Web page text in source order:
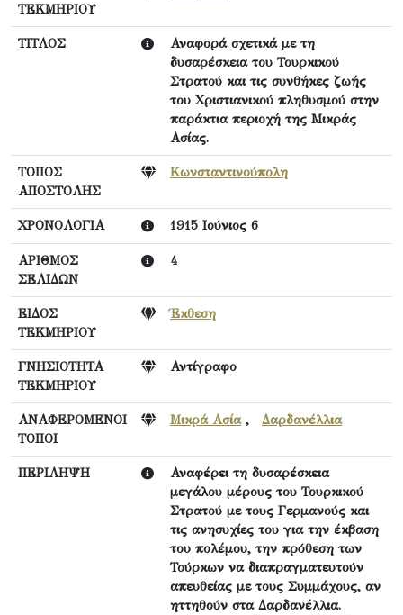
ΤΕΚΜΗΡΙΟΥ
ΤΙΤΛΟΣ
Αναφορά σχετικά με τη
δυσαρέσκεια του Τουρκικού
Στρατού και τις συνθήκες ζωής
του Χριστιανικού πληθυσμού στην
παράκτια περιοχή της Μικράς
Ασίας.
ΤΟΠΟΣ
ΑΠΟΣΤΟΛΗΣ
Κωνσταντινούπολη
ΧΡΟΝΟΛΟΓΙΑ 1915 Ιούνιος 6
ΑΡΙΘΜΟΣ
ΣΕΛΙΔΩΝ
4
ΕΙΔΟΣ
ΤΕΚΜΗΡΙΟΥ
Έκθεση
ΓΝΗΣΙΟΤΗΤΑ
ΤΕΚΜΗΡΙΟΥ
Αντίγραφο
ΑΝΑΦΕΡΟΜΕΝΟΙ
ΤΟΠΟΙ
Μικρά Ασία, Δαρδανέλλια
ΠΕΡΙΛΗΨΗ
Αναφέρει τη δυσαρέσκεια
μεγάλου μέρους του Τουρκικού
Στρατού με τους Γερμανούς και
τις ανησυχίες του για την έκβαση
του πολέμου, την πρόθεση των
Τούρκων να διαπραγματευτούν
απευθείας με τους Συμμάχους, αν
ηττηθούν στα Δαρδανέλλια.